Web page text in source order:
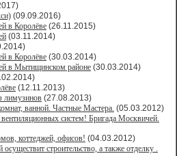
(09.09.2016)
в Королёве (26.11.2015)
(03.11.2014)
в Королёве (30.03.2014)
в Мытищинском районе (30.03.2014)
(12.11.2013)
лимузинов (27.08.2013)
ванной. Частные Мастера. (05.03.2012)
систем! Бригада Москвичей.
коттеджей, офисов! (04.03.2012)
строительство, а также отделку .